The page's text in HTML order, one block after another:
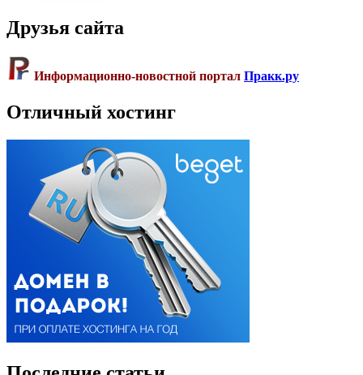
Друзья сайта
Информационно-новостной портал Пракк.ру
Отличный хостинг